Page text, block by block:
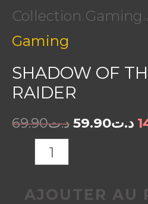
Collection / Gaming /
Gaming
SHADOW OF
RAIDER
د.ت69.90 د.ت59.90
AJOUTER AU